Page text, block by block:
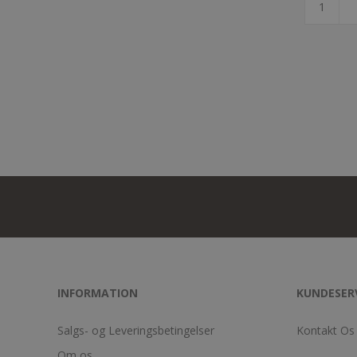
INFORMATION
Salgs- og Leveringsbetingelser
Kontakt Os